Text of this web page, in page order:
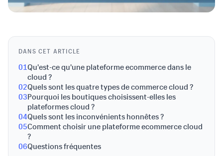
DANS CET ARTICLE
01Qu'est-ce qu'une plateforme ecommerce dans le
cloud ?
02Quels sont les quatre types de commerce cloud ?
03Pourquoi les boutiques choisissent-elles les
plateformes cloud ?
04Quels sont les inconvénients honnêtes ?
05Comment choisir une plateforme ecommerce cloud
?
06Questions fréquentes